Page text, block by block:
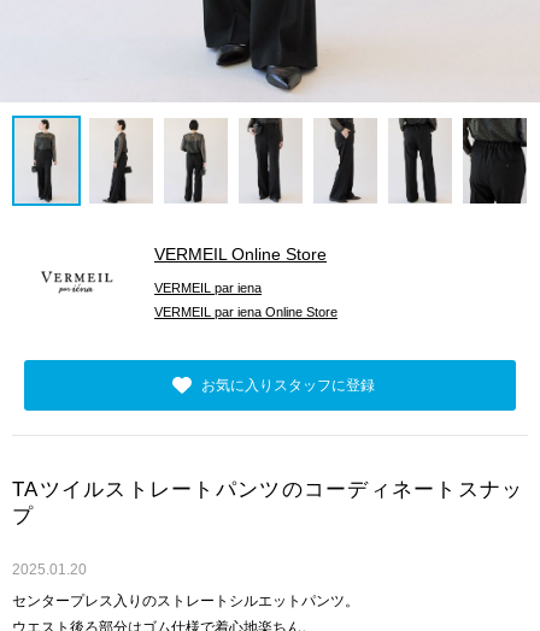
VERMEIL Online Store
VERMEIL par iena
VERMEIL par iena Online Store
お気に入りスタッフに登録
TAツイルストレートパンツのコーディネートスナッ
プ
2025.01.20
センタープレス入りのストレートシルエットパンツ。
ウエスト後ろ部分はゴム仕様で着心地楽ちん。